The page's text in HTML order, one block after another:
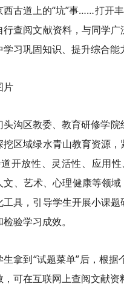
西古道上的“坑”事……打开
行查阅文献资料，与同学
学习巩固知识、提升综合能
片
头沟区教委、教育研修学
挖区域绿水青山教育资源
开放性、灵活性、应用
文、艺术、心理健康等领
工具，引导学生开展小课
验学习成效。
生拿到“试题菜单”后，根
，可在互联网上查阅文献资